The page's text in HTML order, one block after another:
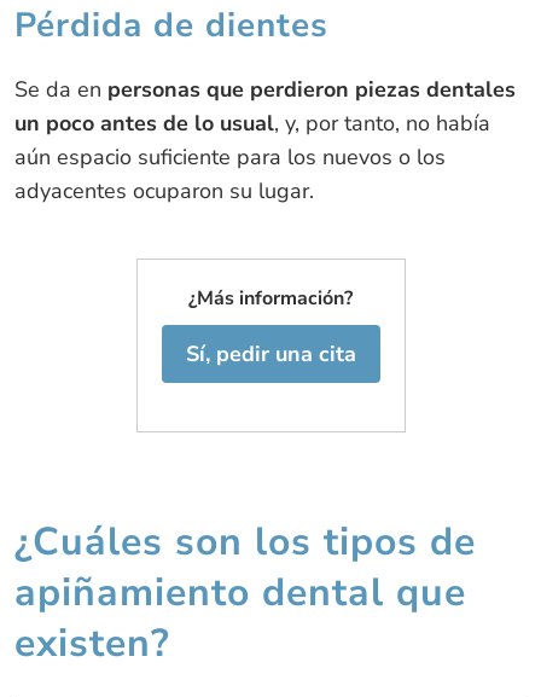
Pérdida de dientes
Se da en personas que perdieron piezas dentales
un poco antes de lo usual, y, por tanto, no había
aún espacio suficiente para los nuevos o los
adyacentes ocuparon su lugar.
¿Más información?
Sí, pedir una cita
¿Cuáles son los tipos de
apiñamiento dental que
existen?